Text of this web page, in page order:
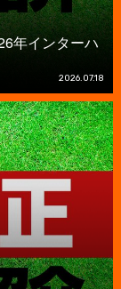
年インターハ
2026.07.18